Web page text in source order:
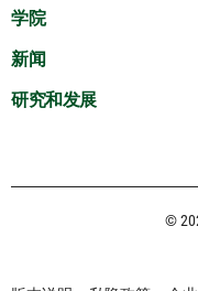
学院
新闻
研究和发展
©